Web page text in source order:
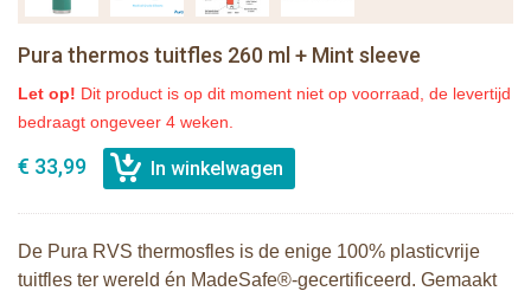
Pura thermos tuitfles 260 ml + Mint sleeve
Let op! Dit product is op dit moment niet op voorraad, de levertijd
bedraagt ongeveer 4 weken.
€ 33,99
De Pura RVS thermosfles is de enige 100% plasticvrije
tuitfles ter wereld én MadeSafe®-gecertificeerd. Gemaakt